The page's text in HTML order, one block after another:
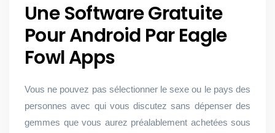
Une Software Gratuite
Pour Android Par Eagle
Fowl Apps
Vous ne pouvez pas sélectionner le sexe ou le pays des
personnes avec qui vous discutez sans dépenser des
gemmes que vous aurez préalablement achetées sous